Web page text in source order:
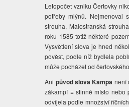
Letopočet vzniku Čertovky
potřeby mlýnů. Nejmenoval
strouha, Malostranská
roku 1585 totiž některé
Vysvětlení slova je hned
pověst, podle níž bydlela
může pocházet od
Ani původ slova Kampa není
zákampí = stinné místo nebo
odvíjela podle množství